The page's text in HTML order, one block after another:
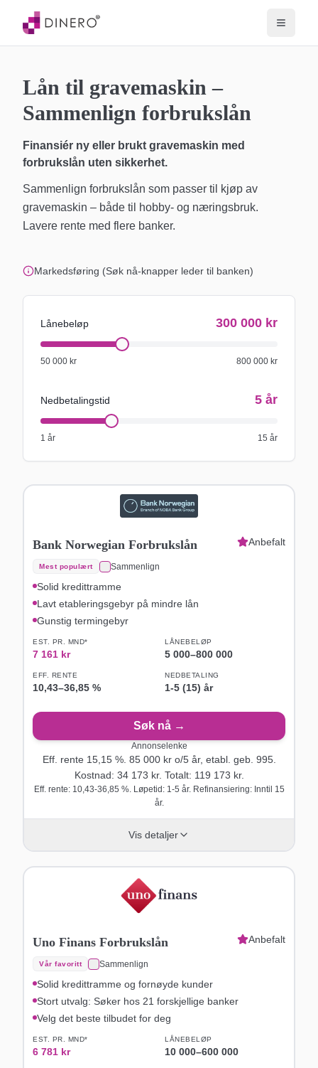
Lån til gravemaskin –
Sammenlign forbrukslån
Finansiér ny eller brukt gravemaskin med
forbrukslån uten sikkerhet.
Sammenlign forbrukslån som passer til kjøp av
gravemaskin – både til hobby- og næringsbruk.
Lavere rente med flere banker.
Markedsføring (Søk nå-knapper leder til banken)
Lånebeløp 300 000 kr
50 000 kr 800 000 kr
Nedbetalingstid 5 år
1 år 15 år
Bank Norwegian Forbrukslån
Mest populært Sammenlign
Anbefalt
Solid kredittramme
Lavt etableringsgebyr på mindre lån
Gunstig termingebyr
EST. PR. MND*
7 161 kr
LÅNEBELØP
5 000–800 000
EFF. RENTE
10,43–36,85 %
NEDBETALING
1-5 (15) år
Søk nå →
Annonselenke
Eff. rente 15,15%. 85 000kr o/5år, etabl. geb. 995.
Kostnad: 34 173 kr. Totalt: 119 173 kr.
Eff. rente: 10,43-36,85 %. Løpetid: 1-5 år. Refinansiering: Inntil 15
år.
Vis detaljer
Uno Finans Forbrukslån
Vår favoritt Sammenlign
Anbefalt
Solid kredittramme og fornøyde kunder
Stort utvalg: Søker hos 21 forskjellige banker
Velg det beste tilbudet for deg
EST. PR. MND*
6 781 kr
LÅNEBELØP
10 000–600 000